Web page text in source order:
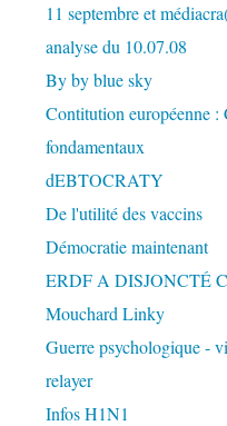
11 septembre et
analyse du 10.07.08
By by blue sky
Contitution européenne :
fondamentaux
dEBTOCRATY
De l'utilité des vaccins
Démocratie maintenant
ERDF A DISJONCTÉ
Mouchard Linky
Guerre psychologique -
relayer
Infos H1N1